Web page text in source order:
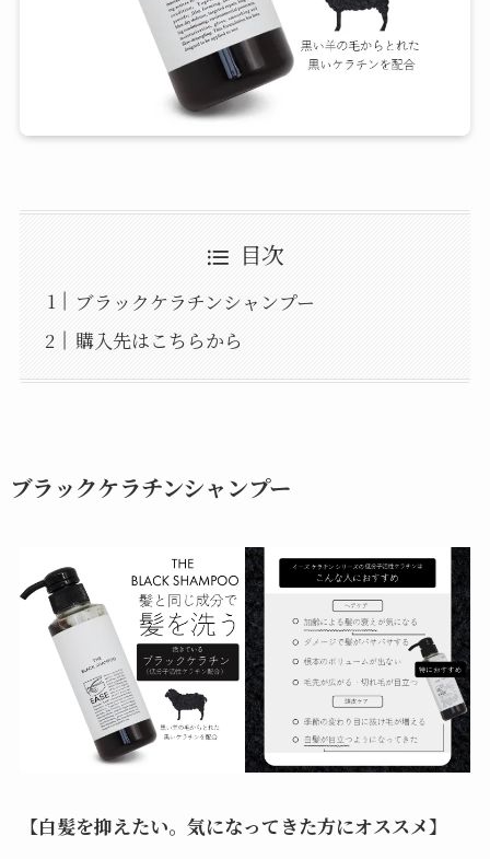
目次
ブラックケラチンシャンプー
購入先はこちらから
ブラックケラチンシャンプー
【白髪を抑えたい。気になってきた方にオススメ】